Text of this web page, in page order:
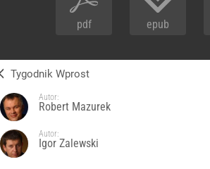
pdf epub
Tygodnik Wprost
Autor:
Robert Mazurek
Autor:
Igor Zalewski